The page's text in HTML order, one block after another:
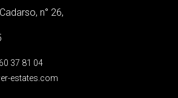
n° 26,
37 81 04
estates.com